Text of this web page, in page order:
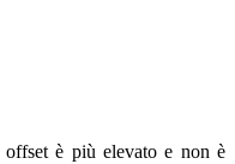
è più elevato e non è